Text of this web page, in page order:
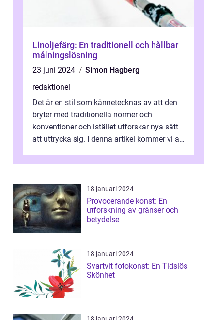
Linoljefärg: En traditionell och hållbar
målningslösning
23 juni 2024
Simon Hagberg
redaktionel
Det är en stil som kännetecknas av att den
bryter med traditionella normer och
konventioner och istället utforskar nya sätt
att uttrycka sig. I denna artikel kommer vi att
18 januari 2024
Provocerande konst: En
utforskning av gränser och
betydelse
18 januari 2024
Svartvit fotokonst: En Tidslös
Skönhet
18 januari 2024